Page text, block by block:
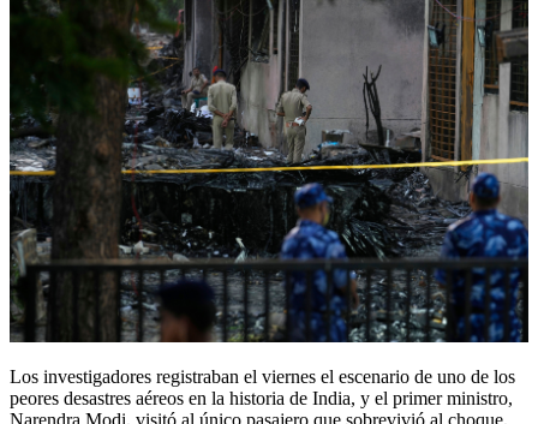
Los investigadores registraban el viernes el escenario de uno de los
peores desastres aéreos en la historia de India, y el primer ministro,